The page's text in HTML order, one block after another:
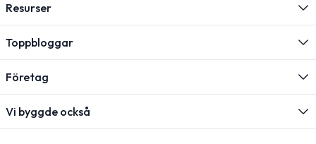
Resurser
Toppbloggar
Företag
Vi byggde också